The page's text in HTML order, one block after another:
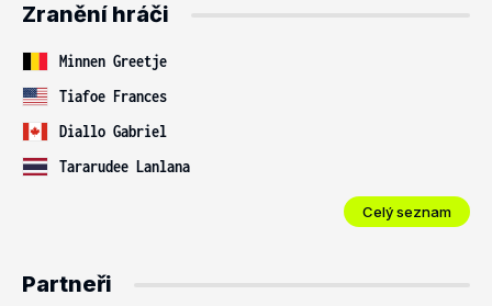
Zranění hráči
Minnen Greetje
Tiafoe Frances
Diallo Gabriel
Tararudee Lanlana
Celý seznam
Partneři